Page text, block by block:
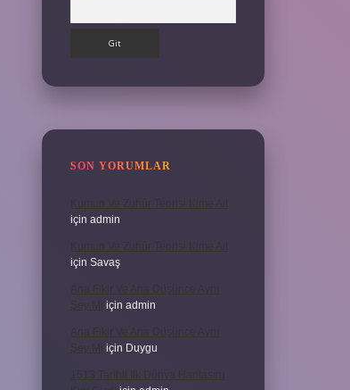
SON YORUMLAR
Kumun Ve Zuhûr Teorisi Kime Ait
için admin
Kumun Ve Zuhûr Teorisi Kime Ait
için Savaş
Ana Fikir Ve Ana Düşünce Aynı
Şey Mi için admin
Ana Fikir Ve Ana Düşünce Aynı
Şey Mi için Duygu
1513 Tarihli Ilk Dünya Haritasını